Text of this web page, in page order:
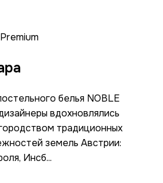
белья NOBLE
вдохновлялись
традиционных
земель Австрии:
Инсб...